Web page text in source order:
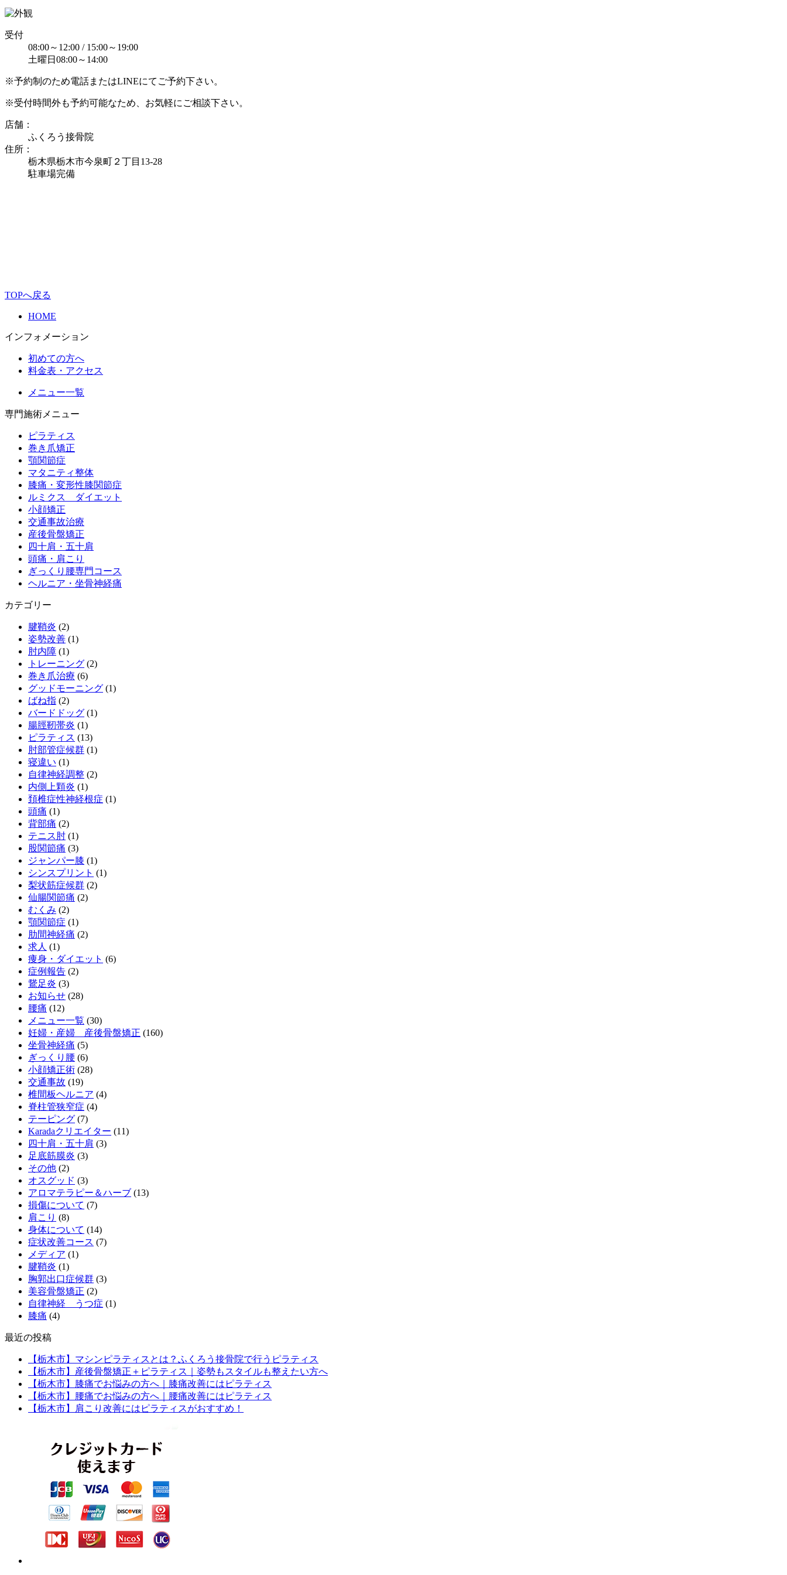
受付
08:00～12:00 / 15:00～19:00
土曜日08:00～14:00
※予約制のため電話またはLINEにてご予約下さい。
※受付時間外も予約可能なため、お気軽にご相談下さい。
店舗：
ふくろう接骨院
住所：
栃木県栃木市今泉町２丁目13-28
駐車場完備
TOPへ戻る
HOME
インフォメーション
初めての方へ
料金表・アクセス
メニュー一覧
専門施術メニュー
ピラティス
巻き爪矯正
顎関節症
マタニティ整体
膝痛・変形性膝関節症
ルミクス ダイエット
小顔矯正
交通事故治療
産後骨盤矯正
四十肩・五十肩
頭痛・肩こり
ぎっくり腰専門コース
ヘルニア・坐骨神経痛
カテゴリー
腱鞘炎 (2)
姿勢改善 (1)
肘内障 (1)
トレーニング (2)
巻き爪治療 (6)
グッドモーニング (1)
ばね指 (2)
バードドッグ (1)
腸脛靭帯炎 (1)
ピラティス (13)
肘部管症候群 (1)
寝違い (1)
自律神経調整 (2)
内側上顆炎 (1)
頚椎症性神経根症 (1)
頭痛 (1)
背部痛 (2)
テニス肘 (1)
股関節痛 (3)
ジャンパー膝 (1)
シンスプリント (1)
梨状筋症候群 (2)
仙腸関節痛 (2)
むくみ (2)
顎関節症 (1)
肋間神経痛 (2)
求人 (1)
痩身・ダイエット (6)
症例報告 (2)
鵞足炎 (3)
お知らせ (28)
腰痛 (12)
メニュー一覧 (30)
妊婦・産婦 産後骨盤矯正 (160)
坐骨神経痛 (5)
ぎっくり腰 (6)
小顔矯正術 (28)
交通事故 (19)
椎間板ヘルニア (4)
脊柱管狭窄症 (4)
テーピング (7)
Karadaクリエイター (11)
四十肩・五十肩 (3)
足底筋膜炎 (3)
その他 (2)
オスグッド (3)
アロマテラピー＆ハーブ (13)
損傷について (7)
肩こり (8)
身体について (14)
症状改善コース (7)
メディア (1)
腱鞘炎 (1)
胸郭出口症候群 (3)
美容骨盤矯正 (2)
自律神経 うつ症 (1)
膝痛 (4)
最近の投稿
【栃木市】マシンピラティスとは？ふくろう接骨院で行うピラティス
【栃木市】産後骨盤矯正＋ピラティス｜姿勢もスタイルも整えたい方へ
【栃木市】膝痛でお悩みの方へ｜膝痛改善にはピラティス
【栃木市】腰痛でお悩みの方へ｜腰痛改善にはピラティス
【栃木市】肩こり改善にはピラティスがおすすめ！